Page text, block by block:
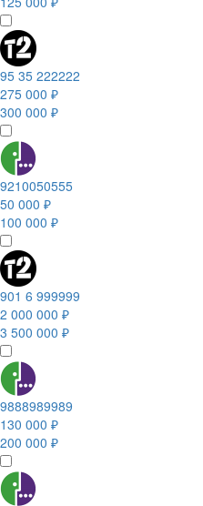
95 35 222222
275 000 ₽
300 000 ₽
9210050555
50 000 ₽
100 000 ₽
901 6 999999
2 000 000 ₽
3 500 000 ₽
9888989989
130 000 ₽
200 000 ₽